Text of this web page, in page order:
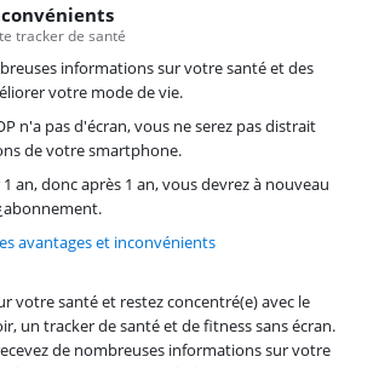
tracker de santé
informations sur votre santé et des
votre mode de vie.
n'a pas d'écran, vous ne serez pas distrait
de votre smartphone.
an, donc après 1 an, vous devrez à nouveau
avantages et inconvénients
votre santé et restez concentré(e) avec le
un tracker de santé et de fitness sans écran.
de nombreuses informations sur votre